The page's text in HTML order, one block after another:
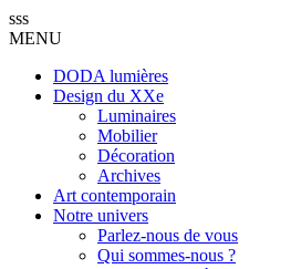
sss
MENU
DODA lumières
Design du XXe
Luminaires
Mobilier
Décoration
Archives
Art contemporain
Notre univers
Parlez-nous de vous
Qui sommes-nous ?